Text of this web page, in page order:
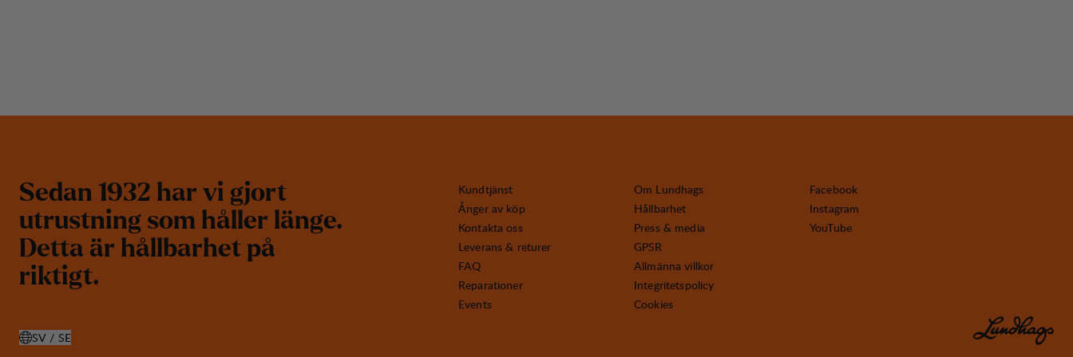
Sedan 1932 har vi gjort
utrustning som håller länge.
Detta är hållbarhet på
riktigt.
Kundtjänst
Ånger av köp
Kontakta oss
Leverans & returer
FAQ
Reparationer
Events
Om Lundhags
Hållbarhet
Press & media
GPSR
Allmänna villkor
Integritetspolicy
Cookies
Facebook
Instagram
YouTube
SV / SE
ÖPPNA VÄLJ LAND